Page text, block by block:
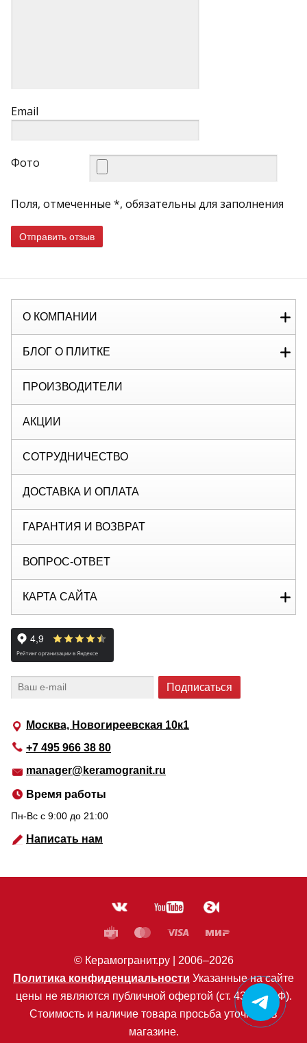
Email
Фото
Поля, отмеченные *, обязательны для заполнения
Отправить отзыв
Москва, Новогиреевская 10к1
+7 495 966 38 80
manager@keramogranit.ru
Время работы
Пн-Вс c 9:00 до 21:00
Написать нам
О КОМПАНИИ
БЛОГ О ПЛИТКЕ
ПРОИЗВОДИТЕЛИ
АКЦИИ
СОТРУДНИЧЕСТВО
ДОСТАВКА И ОПЛАТА
ГАРАНТИЯ И ВОЗВРАТ
ВОПРОС-ОТВЕТ
КАРТА САЙТА
© Керамогранит.ру | 2006–2026
Политика конфиденциальности Указанные на сайте
цены не являются публичной офертой (ст. 435 ГК РФ).
Стоимость и наличие товара просьба уточнять в
магазине.